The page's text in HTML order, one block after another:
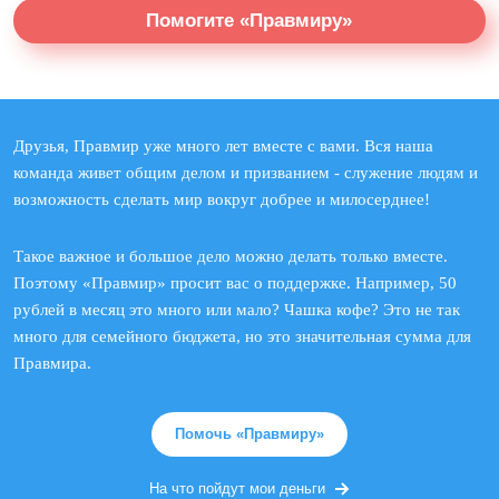
Помогите «Правмиру»
Друзья, Правмир уже много лет вместе с вами. Вся наша
команда живет общим делом и призванием - служение людям и
возможность сделать мир вокруг добрее и милосерднее!
Такое важное и большое дело можно делать только вместе.
Поэтому «Правмир» просит вас о поддержке. Например, 50
рублей в месяц это много или мало? Чашка кофе? Это не так
много для семейного бюджета, но это значительная сумма для
Правмира.
Помочь «Правмиру»
На что пойдут мои деньги